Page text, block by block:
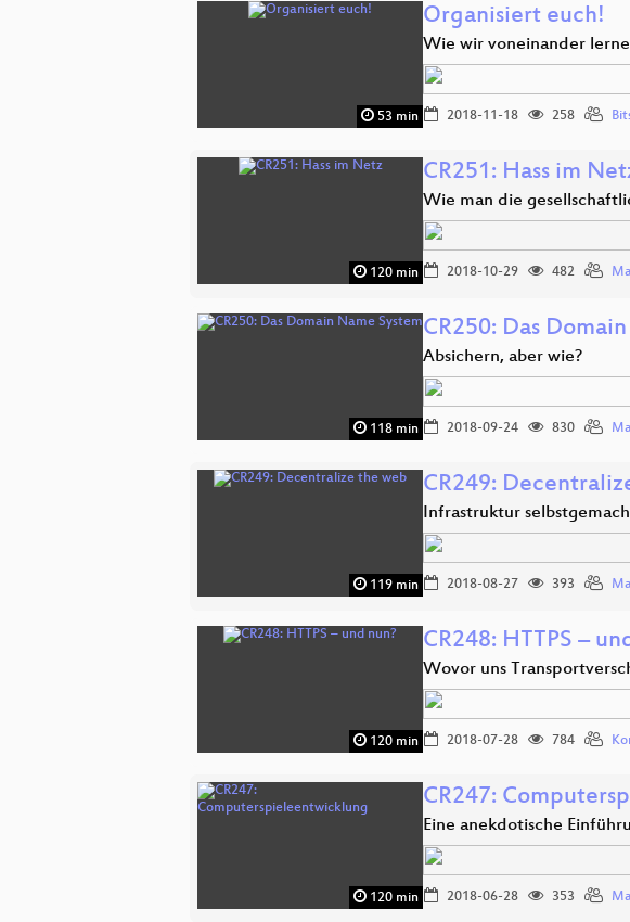
53 min
Organisiert euch!
Wie wir voneinander
2018-11-18 258
120 min
CR251: Hass im
Wie man die
2018-10-29 482
118 min
CR250: Das
Absichern, aber wie?
2018-09-24 830
119 min
CR249:
Infrastruktur
2018-08-27 393
120 min
CR248: HTTPS –
Wovor uns
2018-07-28 784
120 min
CR247:
Eine anekdotische
2018-06-28 353